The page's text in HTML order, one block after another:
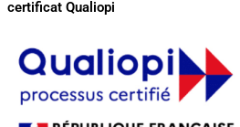
certificat Qualiopi